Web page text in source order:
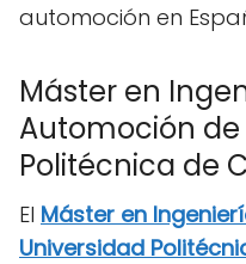
automoción en
Máster en
Automoción
Politécnica de
El Máster en
Universidad